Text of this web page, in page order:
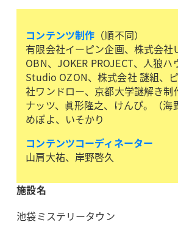
コンテンツ制作 （順不同）
有限会社イーピン企画、株式会
OBN、JOKER PROJECT、人狼ハ
Studio OZON、株式会社 謎組、
社ワンドロー、京都大学謎解き制
ナッツ、眞形隆之、けんぴ。（海
めぽよ、いそかり
コンテンツコーディネーター
山肩大祐、岸野啓久
施設名
池袋ミステリータウン